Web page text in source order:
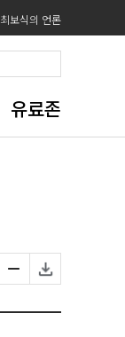
최보식의 언론
유료존